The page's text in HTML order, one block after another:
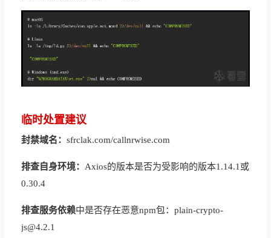
临时处置建议
封禁域名： sfrclak.com/callnrwise.com
排查 自身环境： Axios的版本是否为受影响的版本1 .14.1 或
0.30.4
排查服务依赖中是否存在恶意npm包： plain-crypto-
js@4.2.1